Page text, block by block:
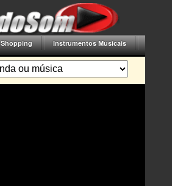
Shopping Instrumentos Musicais